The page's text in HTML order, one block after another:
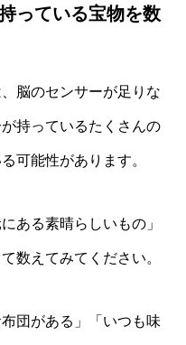
っている宝物を数
脳のセンサーが足りな
持っているたくさんの
可能性があります。
ある素晴らしいもの」
数えてみてください。
団がある」「いつも味